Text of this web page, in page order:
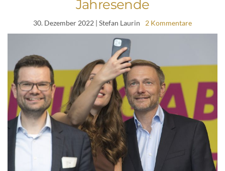
Jahresende
30. Dezember 2022 | Stefan Laurin 2 Kommentare